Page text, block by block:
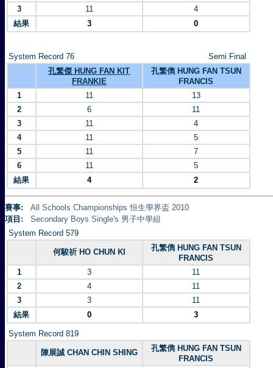
3
11
4
結果
3 0
System Record 76
Semi Final
孔繁傑 HUNG FAN KIT
FRANKIE
孔繁儁 HUNG FAN TSUN
FRANCIS
1
11
13
2
6
11
3
11
4
4
11
5
5
11
7
6
11
5
結果
4 2
賽事:
All Schools Championships 恒生學界盃 2010
項目:
Secondary Boys Single's 男子中學組
System Record 579
何駿祈 HO CHUN KI
孔繁儁 HUNG FAN TSUN
FRANCIS
1
3
11
2
4
11
3
3
11
結果
0 3
System Record 819
陳展誠 CHAN CHIN SHING
孔繁儁 HUNG FAN TSUN
FRANCIS